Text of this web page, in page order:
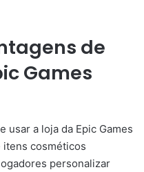
de
Games
usar a loja da Epic Games
itens cosméticos
personalizar